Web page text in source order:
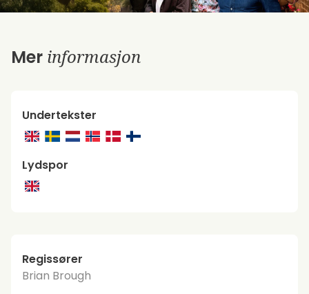
Mer informasjon
Undertekster
Lydspor
Regissører
Brian Brough